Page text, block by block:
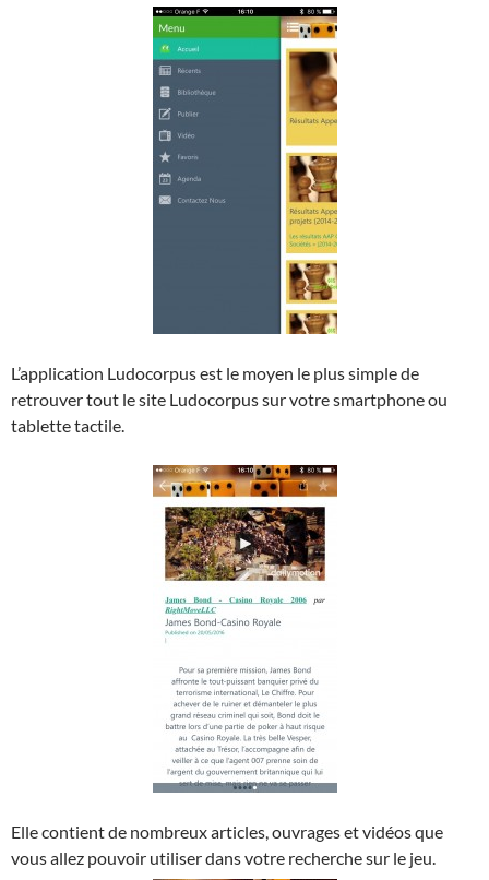
L’application Ludocorpus est le moyen le plus simple de
retrouver tout le site Ludocorpus sur votre smartphone ou
tablette tactile.
Elle contient de nombreux articles, ouvrages et vidéos que
vous allez pouvoir utiliser dans votre recherche sur le jeu.